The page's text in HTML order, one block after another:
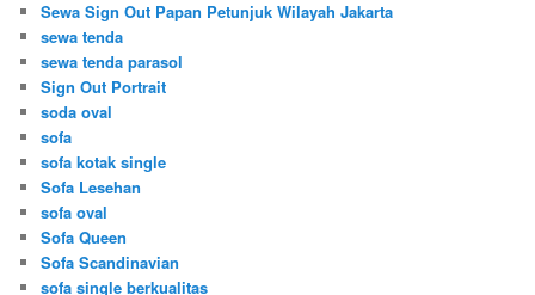
Sewa Sign Out Papan Petunjuk Wilayah Jakarta
sewa tenda
sewa tenda parasol
Sign Out Portrait
soda oval
sofa
sofa kotak single
Sofa Lesehan
sofa oval
Sofa Queen
Sofa Scandinavian
sofa single berkualitas